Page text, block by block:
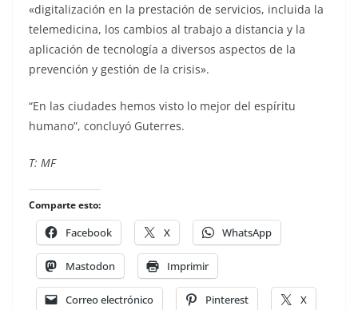
«digitalización en la prestación de servicios, incluida la
telemedicina, los cambios al trabajo a distancia y la
aplicación de tecnología a diversos aspectos de la
prevención y gestión de la crisis».
“En las ciudades hemos visto lo mejor del espíritu
humano”, concluyó Guterres.
T: MF
Comparte esto:
Facebook X WhatsApp
Mastodon Imprimir
Correo electrónico Pinterest X